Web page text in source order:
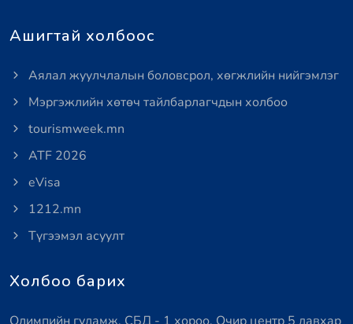
Ашигтай холбоос
Аялал жуулчлалын боловсрол, хөгжлийн нийгэмлэг
Мэргэжлийн хөтөч тайлбарлагчдын холбоо
tourismweek.mn
ATF 2026
eVisa
1212.mn
Түгээмэл асуулт
Холбоо барих